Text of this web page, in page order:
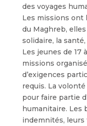
des voyages
Les missions ont
du Maghreb,
solidaire, la
Les jeunes de 17
missions
d’exigences
requis. La
pour faire partie
humanitaire. Les
indemnités, leurs